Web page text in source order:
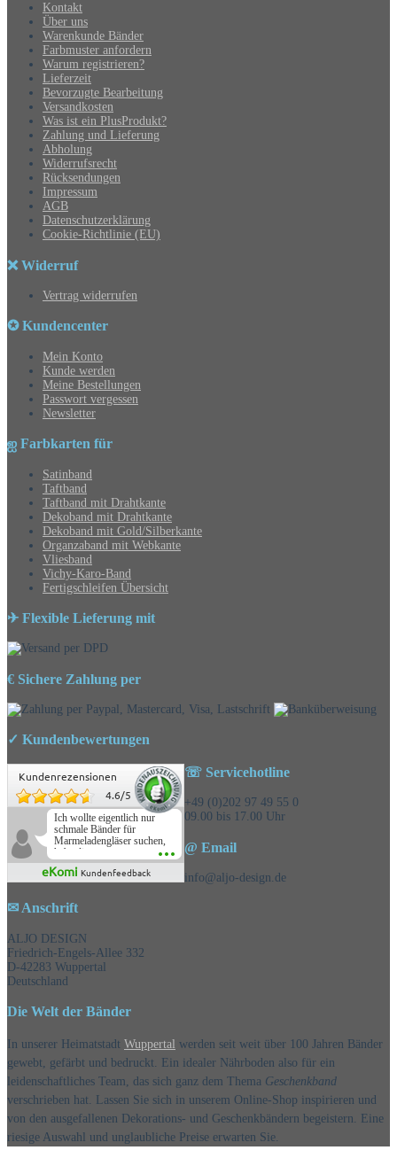
Kontakt
Über uns
Warenkunde Bänder
Farbmuster anfordern
Warum registrieren?
Lieferzeit
Bevorzugte Bearbeitung
Versandkosten
Was ist ein PlusProdukt?
Zahlung und Lieferung
Abholung
Widerrufsrecht
Rücksendungen
Impressum
AGB
Datenschutzerklärung
Cookie-Richtlinie (EU)
❌ Widerruf
Vertrag widerrufen
✪ Kundencenter
Mein Konto
Kunde werden
Meine Bestellungen
Passwort vergessen
Newsletter
ஐ Farbkarten für
Satinband
Taftband
Taftband mit Drahtkante
Dekoband mit Drahtkante
Dekoband mit Gold/Silberkante
Organzaband mit Webkante
Vliesband
Vichy-Karo-Band
Fertigschleifen Übersicht
✈ Flexible Lieferung mit
€ Sichere Zahlung per
✓ Kundenbewertungen
Kundenrezensionen
4.6/5
Ich wollte eigentlich nur
schmale Bänder für
Marmeladengläser suchen,
habe die
Überraschungsbänder
mitbestellt und war positiv
überrascht, schöne
eKomi Kundenfeedback
☏ Servicehotline
+49 (0)202 97 49 55 0
09.00 bis 17.00 Uhr
@ Email
info@aljo-design.de
✉ Anschrift
ALJO DESIGN
Friedrich-Engels-Allee 332
D-42283 Wuppertal
Deutschland
Die Welt der Bänder
In unserer Heimatstadt Wuppertal werden seit weit über 100 Jahren Bänder
gewebt, gefärbt und bedruckt. Ein idealer Nährboden also für ein
leidenschaftliches Team, das sich ganz dem Thema Geschenkband
verschrieben hat. Lassen Sie sich in unserem Online-Shop inspirieren und
von den ausgefallenen Dekorations- und Geschenkbändern begeistern. Eine
riesige Auswahl und unglaubliche Preise erwarten Sie.